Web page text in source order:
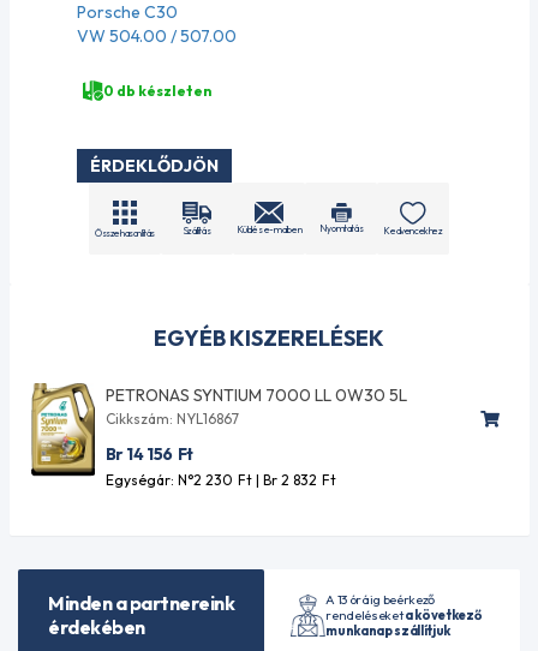
EGYÉB KISZERELÉSEK
PETRONAS SYNTIUM 7000 LL 0W30 5L
Cikkszám: NYL16867
Br 14 156 Ft
Egységár: N°2 230 Ft| Br 2 832 Ft
Porsche C30
VW 504.00 / 507.00
0 db készleten
ÉRDEKLŐDJÖN
Összehasonlítás Szállítás Küldés e-mailben Nyomtatás Kedvencekhez
Minden a partnereink
érdekében
A 13 óráig beérkező
rendeléseketa következő
munkanap szállítjuk